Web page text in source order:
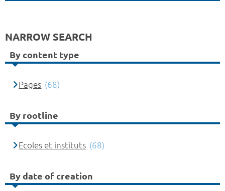
NARROW SEARCH
By content type
Pages (68)
By rootline
Ecoles et instituts (68)
By date of creation